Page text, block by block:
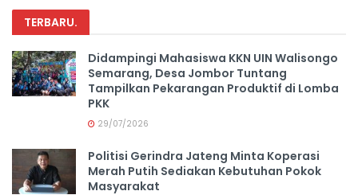
TERBARU.
Didampingi Mahasiswa KKN UIN Walisongo
Semarang, Desa Jombor Tuntang
Tampilkan Pekarangan Produktif di Lomba
PKK
29/07/2026
Politisi Gerindra Jateng Minta Koperasi
Merah Putih Sediakan Kebutuhan Pokok
Masyarakat